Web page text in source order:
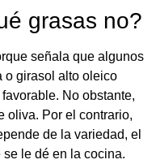
grasas no?
señala que algunos
o girasol alto oleico
No obstante,
oliva. Por el contrario,
de la variedad, el
le dé en la cocina.